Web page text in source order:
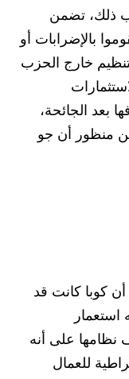
ذلك، تضمن
بالإضرابات أو
خارج الحزب
بعد الجائحة،
من منظور أن جو
كوبا كانت قد
نظامها على أنه
للعمال